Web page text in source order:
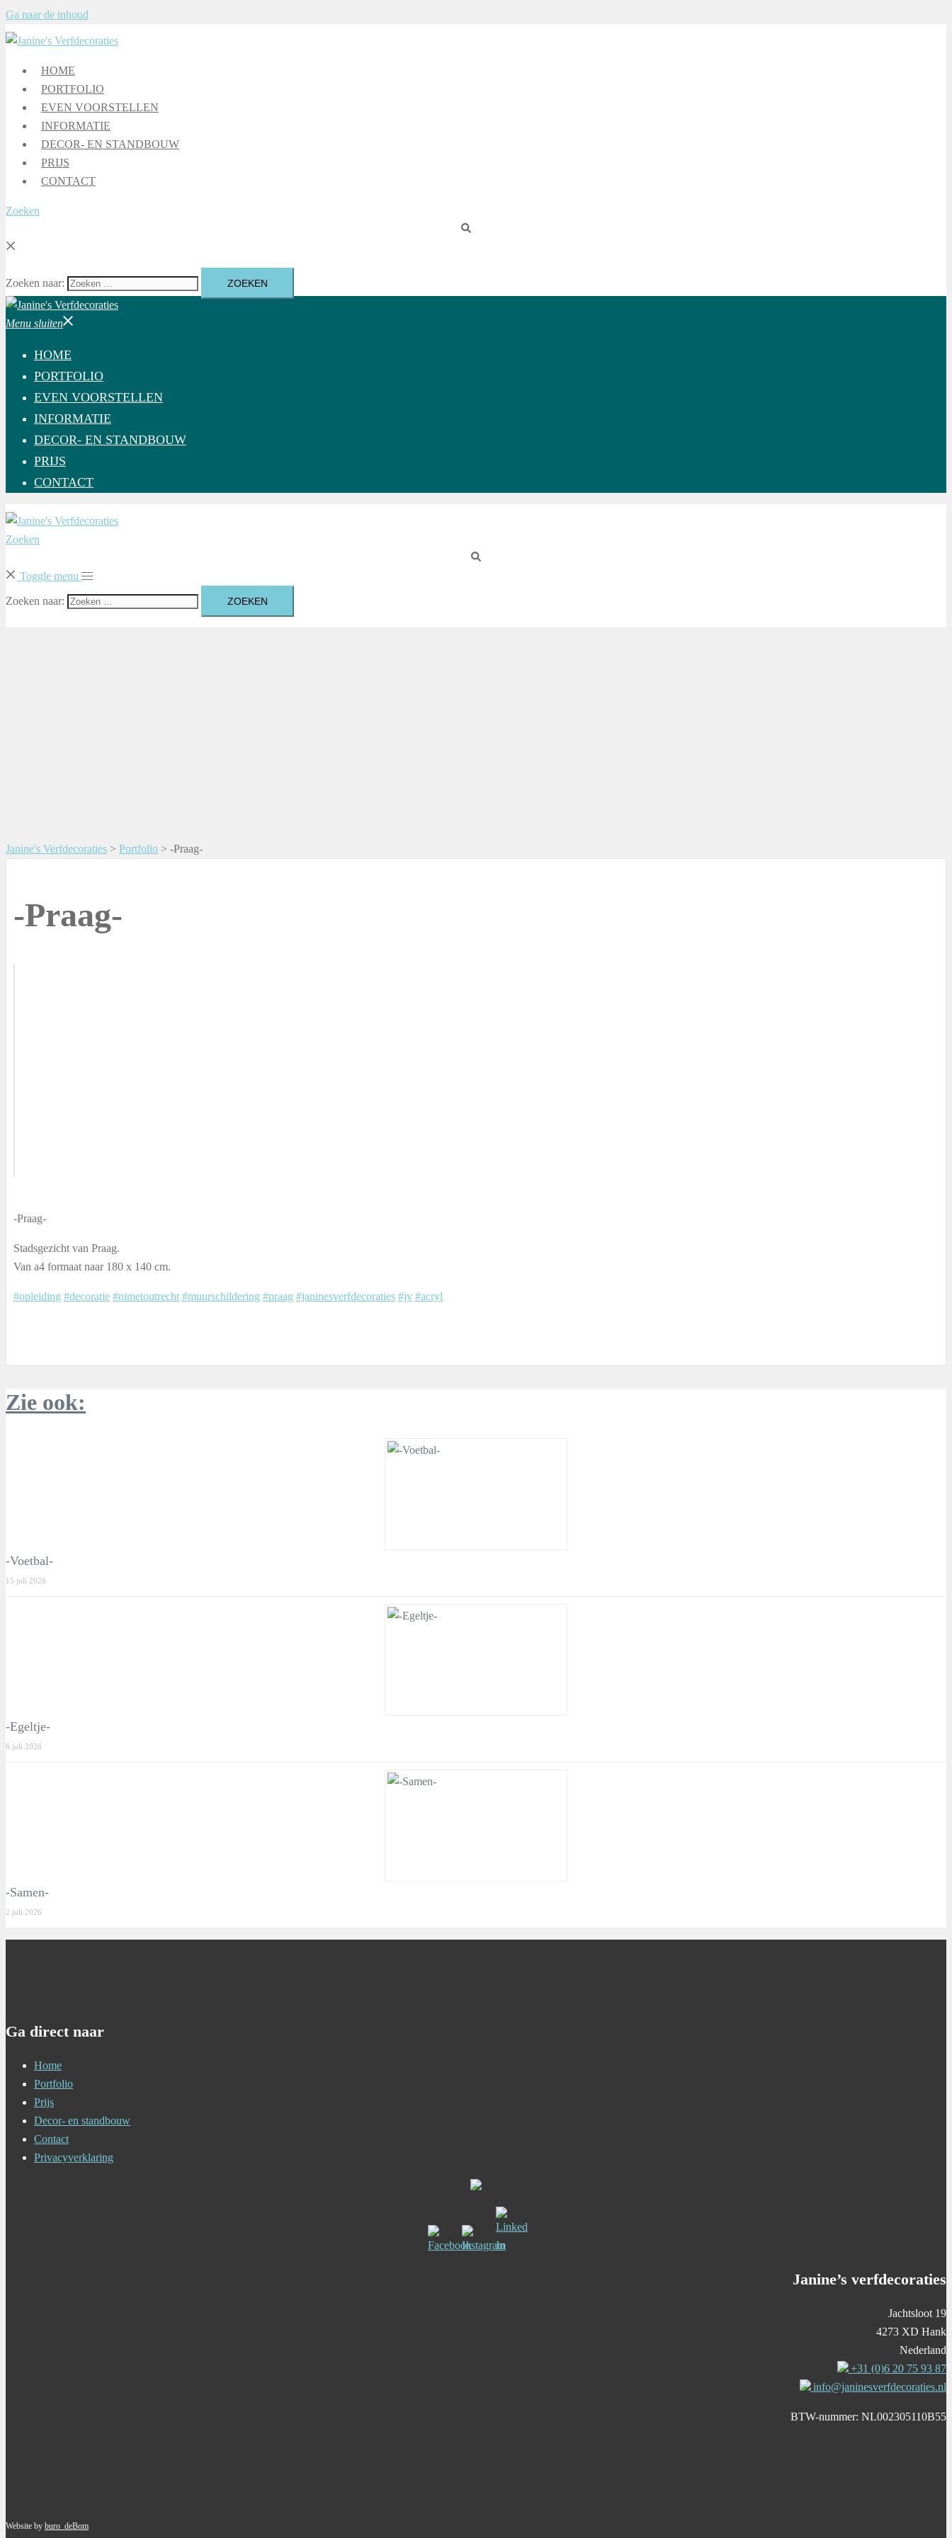
Ga naar de inhoud
HOME
PORTFOLIO
EVEN VOORSTELLEN
INFORMATIE
DECOR- EN STANDBOUW
PRIJS
CONTACT
Zoeken
Zoeken naar:
Menu sluiten
HOME
PORTFOLIO
EVEN VOORSTELLEN
INFORMATIE
DECOR- EN STANDBOUW
PRIJS
CONTACT
Zoeken
Toggle menu
Zoeken naar:
Janine's Verfdecoraties > Portfolio > -Praag-
-Praag-
-Praag-
Stadsgezicht van Praag.
Van a4 formaat naar 180 x 140 cm.
#opleiding #decoratie #nimetoutrecht #muurschildering #praag #janinesverfdecoraties #jv #acryl
Zie ook:
-Voetbal-
15 juli 2026
-Egeltje-
6 juli 2026
-Samen-
2 juli 2026
Ga direct naar
Home
Portfolio
Prijs
Decor- en standbouw
Contact
Privacyverklaring
Janine’s verfdecoraties
Jachtsloot 19
4273 XD Hank
Nederland
+31 (0)6 20 75 93 87
info@janinesverfdecoraties.nl
BTW-nummer: NL002305110B55
Website by buro_deBom